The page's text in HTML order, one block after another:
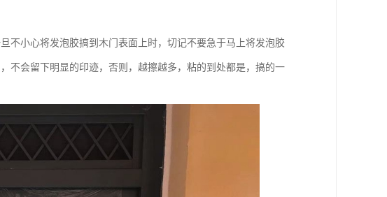
不小心将发泡胶搞到木门表面上时，切记不要急于马上将发泡胶
不会留下明显的印迹，否则，越擦越多，粘的到处都是，搞的一